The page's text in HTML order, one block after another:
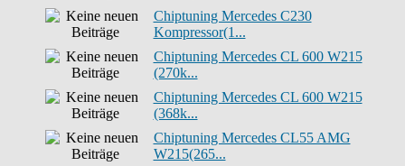
Chiptuning Mercedes C230
Kompressor(1...
Chiptuning Mercedes CL 600 W215
(270k...
Chiptuning Mercedes CL 600 W215
(368k...
Chiptuning Mercedes CL55 AMG
W215(265...